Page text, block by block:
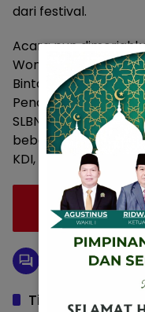
dari festival.
Acara pun
Wonderland
Bintan Timur dan di
Penampilan
SLBN 1
beberapa artis
KDI, serta Rini
Gubernur
Pemenang
Tinggalkan